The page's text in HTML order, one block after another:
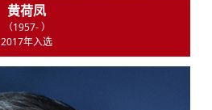
黄荷凤
（1957- ）
2017年入选